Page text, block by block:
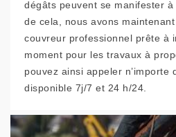
dégâts peuvent se manifester
de cela, nous avons
couvreur professionnel prête à
moment pour les travaux à
pouvez ainsi appeler n’importe
disponible 7j/7 et 24 h/24.